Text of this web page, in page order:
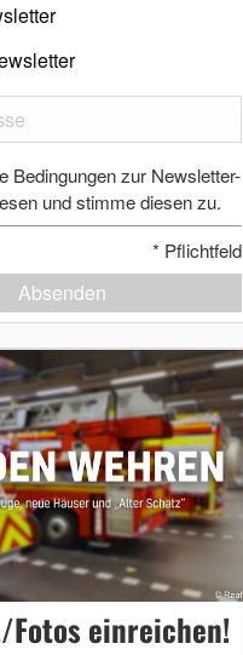
Bedingungen zur Newsletter-
und stimme diesen zu.
* Pflichtfeld
Absenden
Fotos einreichen!